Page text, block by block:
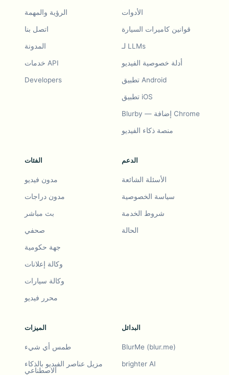
الرؤية والمهمة
اتصل بنا
المدونة
خدمات API
Developers
الأدوات
قوانين كاميرات السيارة
لـ LLMs
أدلة خصوصية الفيديو
تطبيق Android
تطبيق iOS
Blurby — إضافة Chrome
منصة ذكاء الفيديو
الفئات
مدون فيديو
مدون دراجات
بث مباشر
صحفي
جهة حكومية
وكالة إعلانات
وكالة سيارات
محرر فيديو
الدعم
الأسئلة الشائعة
سياسة الخصوصية
شروط الخدمة
الحالة
الميزات
طمس أي شيء
مزيل عناصر الفيديو بالذكاء
الاصطناعي
البدائل
BlurMe (blur.me)
brighter AI